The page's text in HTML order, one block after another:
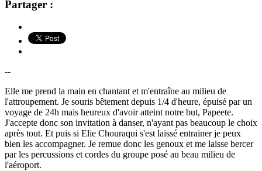
Partager :
--
Elle me prend la main en chantant et m'entraîne au milieu de
l'attroupement. Je souris bêtement depuis 1/4 d'heure, épuisé par un
voyage de 24h mais heureux d'avoir atteint notre but, Papeete.
J'accepte donc son invitation à danser, n'ayant pas beaucoup le choix
après tout. Et puis si Elie Chouraqui s'est laissé entrainer je peux
bien les accompagner. Je remue donc les genoux et me laisse bercer
par les percussions et cordes du groupe posé au beau milieu de
l'aéroport.